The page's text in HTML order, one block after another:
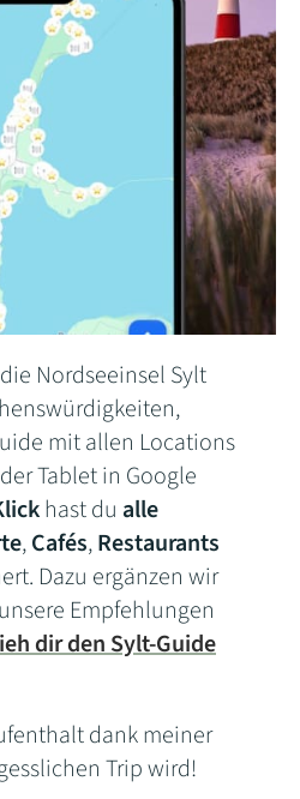
Nordseeinsel Sylt
mit allen Locations
Tablet in Google
hast du alle
,Cafés,Restaurants
Dazu ergänzen wir
Empfehlungen
dir den Sylt-Guide
dank meiner
Trip wird!